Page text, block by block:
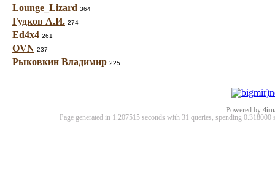
Lounge_Lizard 364
Гудков А.И. 274
Ed4x4 261
OVN 237
Рыковкин Владимир 225
Powered by
Page generated in 1.207515 seconds with 31 queries, spending